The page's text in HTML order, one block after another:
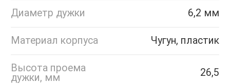
Диаметр дужки 6,2 мм
Материал корпуса Чугун, пластик
Высота проема
дужки, мм
26,5